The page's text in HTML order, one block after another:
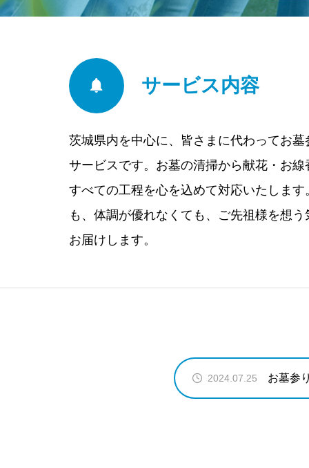
サービス内容
茨城県内を中心に、皆さまに代わってお
サービスです。お墓の清掃から献花・お
すべての工程を心を込めて対応いたします
も、体調が優れなくても、ご先祖様を想
お届けします。
2024.07.25 お墓参